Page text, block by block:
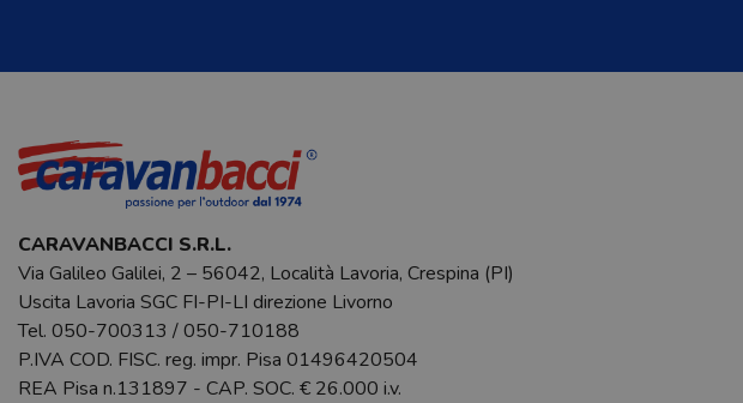
CARAVANBACCI S.R.L.
Via Galileo Galilei, 2 – 56042, Località Lavoria, Crespina (PI)
Uscita Lavoria SGC FI-PI-LI direzione Livorno
Tel. 050-700313 /050-710188
P.IVA COD. FISC. reg. impr. Pisa 01496420504
REA Pisa n.131897 - CAP. SOC. € 26.000 i.v.